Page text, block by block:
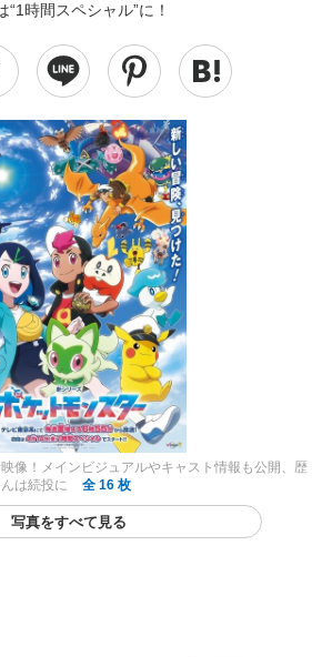
時間スペシャル”に！
像！メインビジュアルやキャスト情報も公開、歴
は続投に
全 16 枚
写真をすべて見る